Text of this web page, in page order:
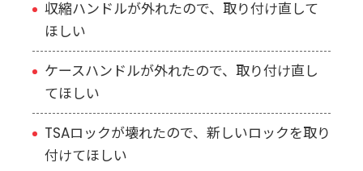
収縮ハンドルが外れたので、取り付け直して
ほしい
ケースハンドルが外れたので、取り付け直し
てほしい
TSAロックが壊れたので、新しいロックを取り
付けてほしい